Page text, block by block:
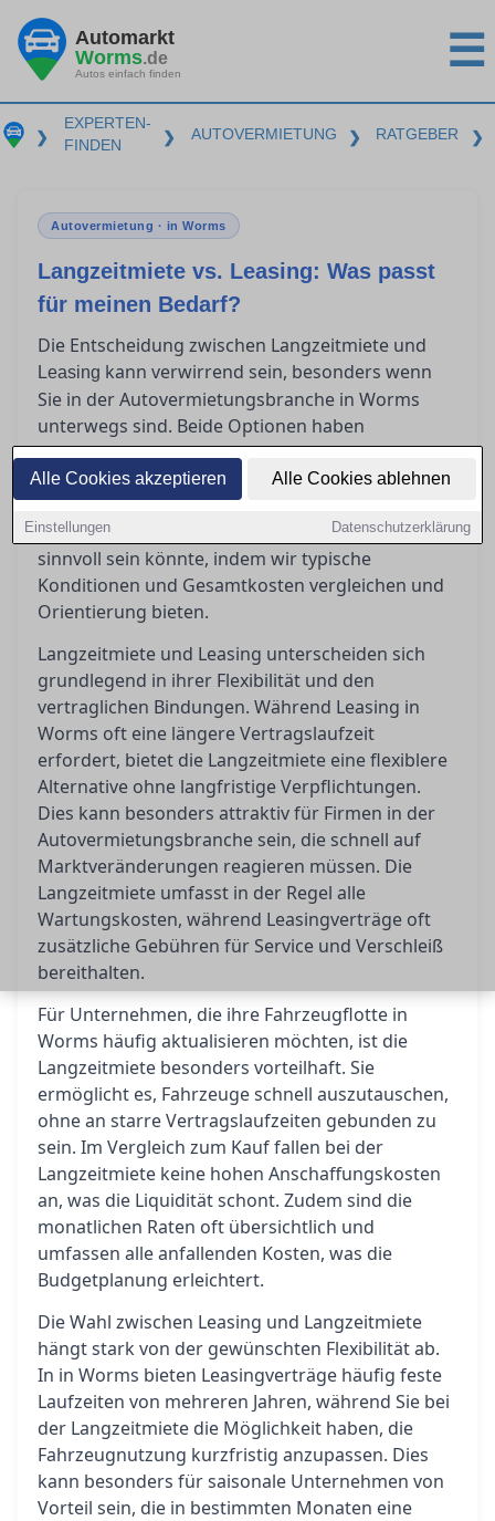
Alle Cookies akzeptieren Alle Cookies ablehnen
Einstellungen Datenschutzerklärung
Automarkt
Worms.de
Autos einfach finden ☰
❯
EXPERTEN-
FINDEN
❯ AUTOVERMIETUNG ❯ RATGEBER ❯
Autovermietung · in Worms
Langzeitmiete vs. Leasing: Was passt
für meinen Bedarf?
Die Entscheidung zwischen Langzeitmiete und
Leasing kann verwirrend sein, besonders wenn
Sie in der Autovermietungsbranche in Worms
unterwegs sind. Beide Optionen haben
spezifische Vorteile und unterschiedliche
Kostenstrukturen, die je nach individueller
Nutzung und Bedarf variieren können. In diesem
Artikel beleuchten wir, welche Option für Sie
sinnvoll sein könnte, indem wir typische
Konditionen und Gesamtkosten vergleichen und
Orientierung bieten.
Langzeitmiete und Leasing unterscheiden sich
grundlegend in ihrer Flexibilität und den
vertraglichen Bindungen. Während Leasing in
Worms oft eine längere Vertragslaufzeit
erfordert, bietet die Langzeitmiete eine flexiblere
Alternative ohne langfristige Verpflichtungen.
Dies kann besonders attraktiv für Firmen in der
Autovermietungsbranche sein, die schnell auf
Marktveränderungen reagieren müssen. Die
Langzeitmiete umfasst in der Regel alle
Wartungskosten, während Leasingverträge oft
zusätzliche Gebühren für Service und Verschleiß
bereithalten.
Für Unternehmen, die ihre Fahrzeugflotte in
Worms häufig aktualisieren möchten, ist die
Langzeitmiete besonders vorteilhaft. Sie
ermöglicht es, Fahrzeuge schnell auszutauschen,
ohne an starre Vertragslaufzeiten gebunden zu
sein. Im Vergleich zum Kauf fallen bei der
Langzeitmiete keine hohen Anschaffungskosten
an, was die Liquidität schont. Zudem sind die
monatlichen Raten oft übersichtlich und
umfassen alle anfallenden Kosten, was die
Budgetplanung erleichtert.
Die Wahl zwischen Leasing und Langzeitmiete
hängt stark von der gewünschten Flexibilität ab.
In in Worms bieten Leasingverträge häufig feste
Laufzeiten von mehreren Jahren, während Sie bei
der Langzeitmiete die Möglichkeit haben, die
Fahrzeugnutzung kurzfristig anzupassen. Dies
kann besonders für saisonale Unternehmen von
Vorteil sein, die in bestimmten Monaten eine